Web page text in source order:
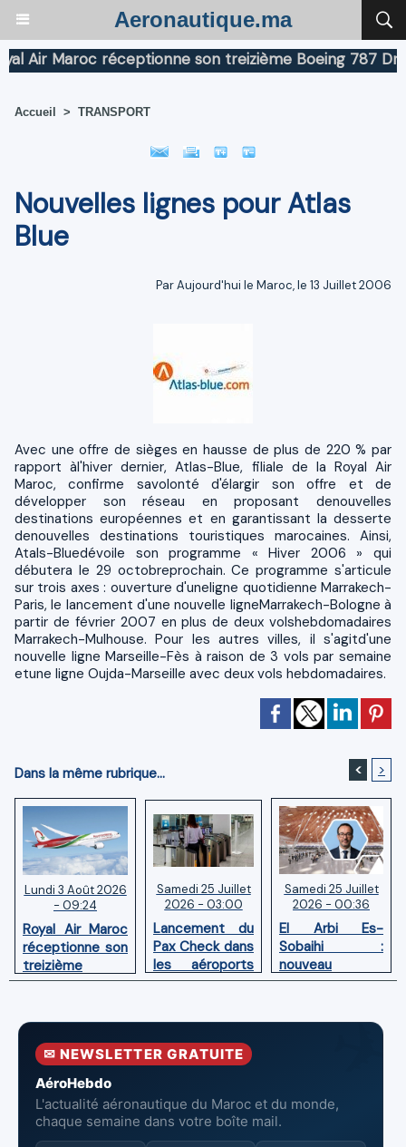
Aeronautique.ma
Maroc réceptionne son treizième Boeing 787
Accueil > TRANSPORT
Nouvelles lignes pour Atlas
Blue
Par Aujourd'hui le Maroc, le 13 Juillet 2006
Avec une offre de sièges en hausse de plus de 220 % par
rapport àl'hiver dernier, Atlas-Blue, filiale de la Royal Air
Maroc, confirme savolonté d'élargir son offre et de
développer son réseau en proposant denouvelles
destinations européennes et en garantissant la desserte
denouvelles destinations touristiques marocaines. Ainsi,
Atals-Bluedévoile son programme « Hiver 2006 » qui
débutera le 29 octobreprochain. Ce programme s'articule
sur trois axes : ouverture d'uneligne quotidienne Marrakech-
Paris, le lancement d'une nouvelle ligneMarrakech-Bologne à
partir de février 2007 en plus de deux volshebdomadaires
Marrakech-Mulhouse. Pour les autres villes, il s'agitd'une
nouvelle ligne Marseille-Fès à raison de 3 vols par semaine
etune ligne Oujda-Marseille avec deux vols hebdomadaires.
Dans la même rubrique... < >
Lundi 3 Août 2026
- 09:24
Royal Air Maroc
réceptionne son
treizième
Boeing 787
Samedi 25 Juillet
2026 - 03:00
Lancement du
Pax Check dans
les aéroports
du Maroc
Samedi 25 Juillet
2026 - 00:36
El Arbi Es-
Sobaihi :
nouveau
directeur à la
l’Aéroport
Mohammed V
✉ NEWSLETTER GRATUITE
AéroHebdo
L'actualité aéronautique du Maroc et du monde,
chaque semaine dans votre boîte mail.